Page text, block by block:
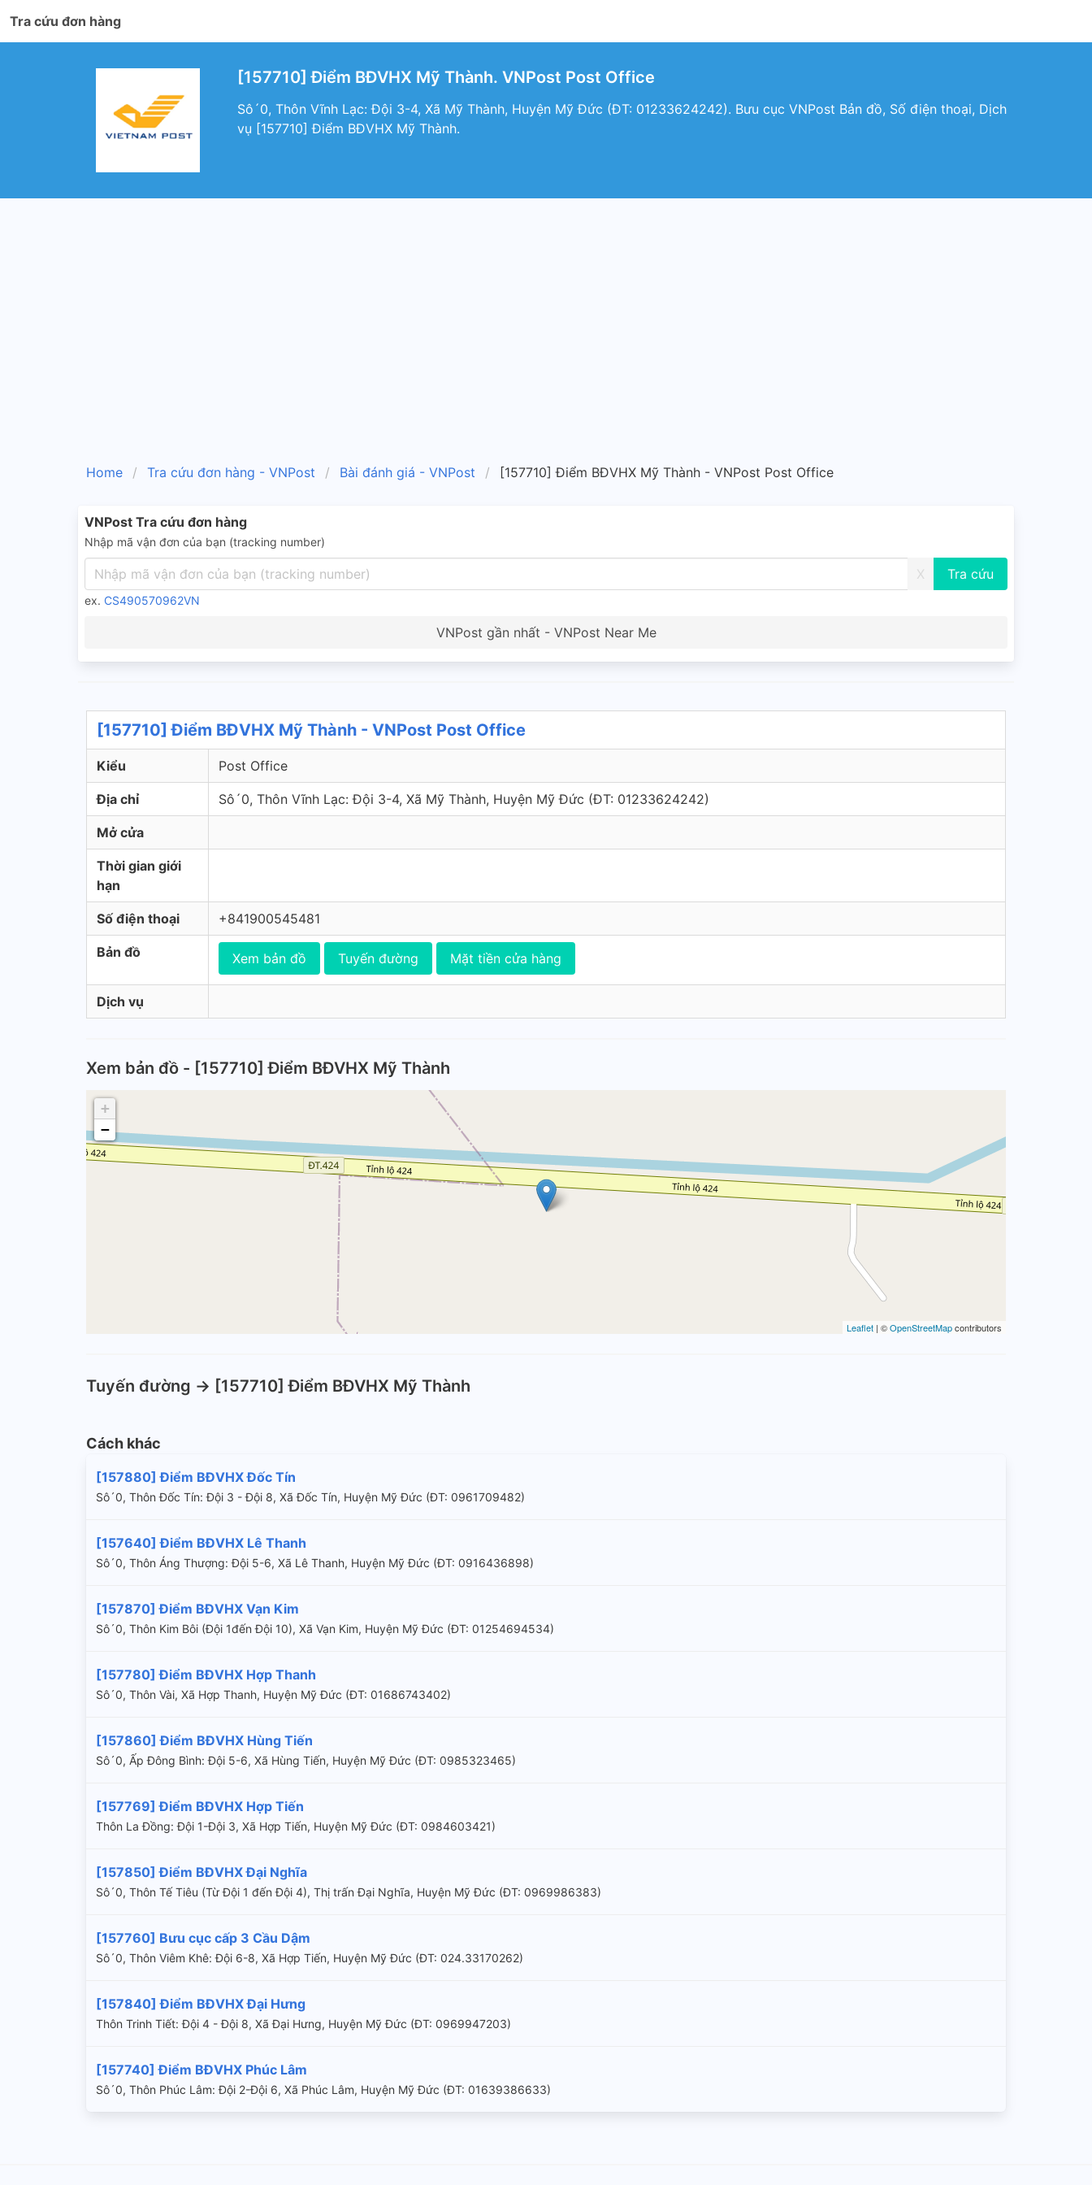
Tra cứu đơn hàng
[157710] Điểm BĐVHX Mỹ Thành. VNPost Post Office
Sô´0, Thôn Vĩnh Lạc: Đội 3-4, Xã Mỹ Thành, Huyện Mỹ Đức (ÐT: 01233624242). Bưu cục VNPost Bản đồ, Số điện thoại, Dịch
vụ [157710] Điểm BĐVHX Mỹ Thành.
Home Tra cứu đơn hàng - VNPost Bài đánh giá - VNPost [157710] Điểm BĐVHX Mỹ Thành - VNPost Post Office
VNPost Tra cứu đơn hàng
Nhập mã vận đơn của bạn (tracking number)
X
ex. CS490570962VN
VNPost gần nhất - VNPost Near Me
[157710] Điểm BĐVHX Mỹ Thành - VNPost Post Office
Kiểu Post Office
Địa chỉ Sô´0, Thôn Vĩnh Lạc: Đội 3-4, Xã Mỹ Thành, Huyện Mỹ Đức (ÐT: 01233624242)
Mở cửa
Thời gian giới
hạn
Số điện thoại +841900545481
Bản đồ Xem bản đồ Tuyến đường Mặt tiền cửa hàng
Dịch vụ
Xem bản đồ - [157710] Điểm BĐVHX Mỹ Thành
+
−
Leaflet | ©OpenStreetMapcontributors
Tuyến đường -> [157710] Điểm BĐVHX Mỹ Thành
Cách khác
[157880] Điểm BĐVHX Đốc Tín
Sô´0, Thôn Đốc Tín: Đội 3 - Đội 8, Xã Đốc Tín, Huyện Mỹ Đức (ÐT: 0961709482)
[157640] Điểm BĐVHX Lê Thanh
Sô´0, Thôn Áng Thượng: Đội 5-6, Xã Lê Thanh, Huyện Mỹ Đức (ÐT: 0916436898)
[157870] Điểm BĐVHX Vạn Kim
Sô´0, Thôn Kim Bôi (Đội 1đến Đội 10), Xã Vạn Kim, Huyện Mỹ Đức (ÐT: 01254694534)
[157780] Điểm BĐVHX Hợp Thanh
Sô´0, Thôn Vài, Xã Hợp Thanh, Huyện Mỹ Đức (ÐT: 01686743402)
[157860] Điểm BĐVHX Hùng Tiến
Sô´0, Ấp Đông Bình: Đội 5-6, Xã Hùng Tiến, Huyện Mỹ Đức (ÐT: 0985323465)
[157769] Điểm BĐVHX Hợp Tiến
Thôn La Đồng: Đội 1-Đội 3, Xã Hợp Tiến, Huyện Mỹ Đức (ÐT: 0984603421)
[157850] Điểm BĐVHX Đại Nghĩa
Sô´0, Thôn Tế Tiêu (Từ Đội 1 đến Đội 4), Thị trấn Đại Nghĩa, Huyện Mỹ Đức (ÐT: 0969986383)
[157760] Bưu cục cấp 3 Cầu Dậm
Sô´0, Thôn Viêm Khê: Đội 6-8, Xã Hợp Tiến, Huyện Mỹ Đức (ÐT: 024.33170262)
[157840] Điểm BĐVHX Đại Hưng
Thôn Trinh Tiết: Đội 4 - Đội 8, Xã Đại Hưng, Huyện Mỹ Đức (ÐT: 0969947203)
[157740] Điểm BĐVHX Phúc Lâm
Sô´0, Thôn Phúc Lâm: Đội 2-Đội 6, Xã Phúc Lâm, Huyện Mỹ Đức (ÐT: 01639386633)